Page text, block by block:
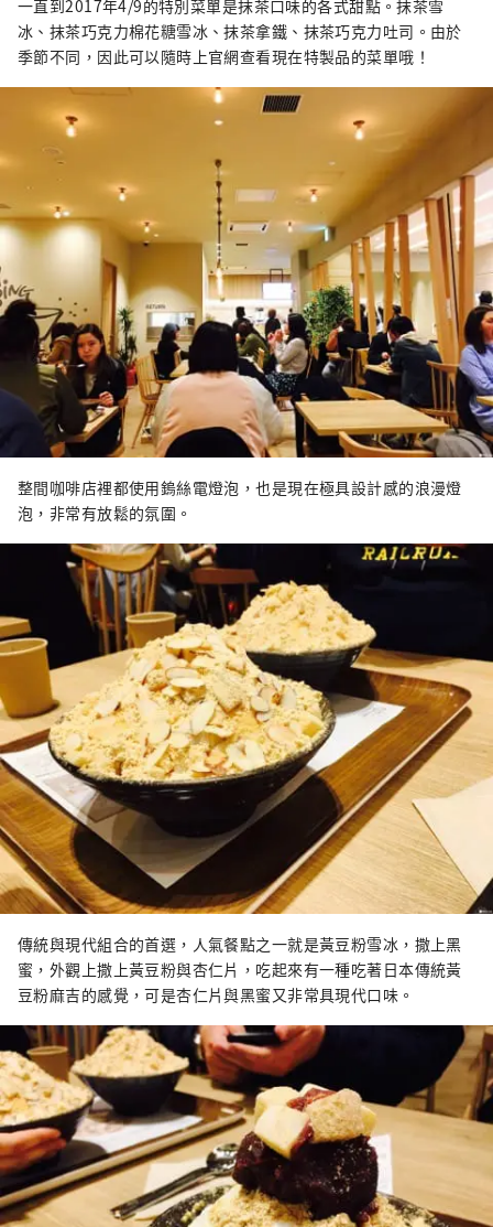
一直到2017年4/9的特別菜單是抹茶口味的各式甜點。抹茶雪
冰、抹茶巧克力棉花糖雪冰、抹茶拿鐵、抹茶巧克力吐司。由於
季節不同，因此可以隨時上官網查看現在特製品的菜單哦！
整間咖啡店裡都使用鎢絲電燈泡，也是現在極具設計感的浪漫燈
泡，非常有放鬆的氛圍。
傳統與現代組合的首選，人氣餐點之一就是黃豆粉雪冰，撒上黑
蜜，外觀上撒上黃豆粉與杏仁片，吃起來有一種吃著日本傳統黃
豆粉麻吉的感覺，可是杏仁片與黑蜜又非常具現代口味。